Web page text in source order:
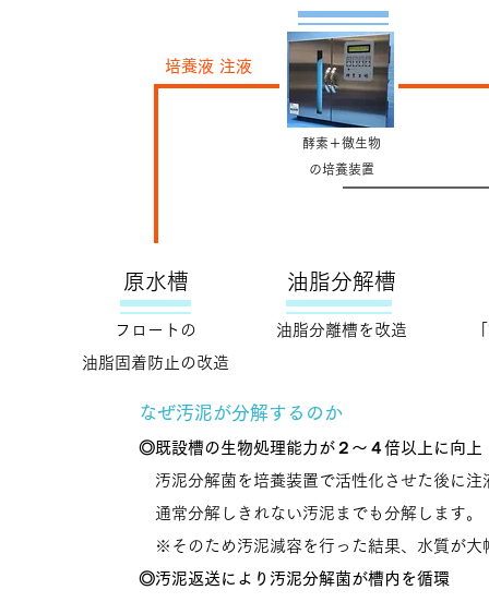
培養液 注液
酵素＋微生物
の培養装置
原水槽 油脂分解槽
フロートの
油脂固着防止の改造
油脂分離槽を改造
なぜ汚泥が分解するのか
◎既設槽の生物処理能力が２～４倍以上に向上
汚泥分解菌を培養装置で活性化させた後に注
通常分解しきれない汚泥までも 分解します。
※そのため汚泥減容を行った結果、水質が大
​◎汚泥返送により汚泥分解菌が槽内を循環